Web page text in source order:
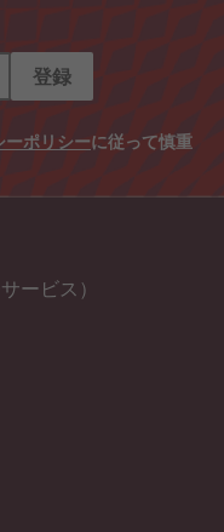
登録
ーポリシーに従って慎重
ービス）